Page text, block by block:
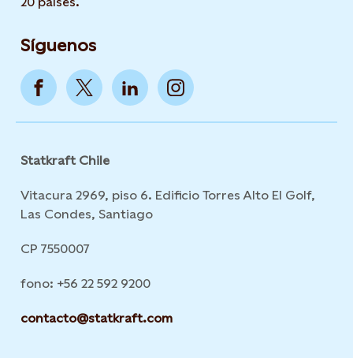
Síguenos
Statkraft Chile
Vitacura 2969, piso 6. Edificio Torres Alto El Golf,
Las Condes, Santiago
CP 7550007
fono: +56 22 592 9200
contacto@statkraft.com